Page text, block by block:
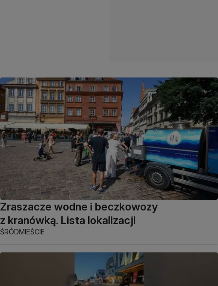
Zraszacze wodne i beczkowozy
z kranówką. Lista lokalizacji
ŚRÓDMIEŚCIE